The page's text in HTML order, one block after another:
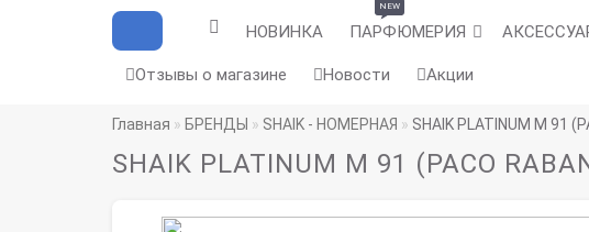
НОВИНКА ПАРФЮМЕРИЯ
NEW
Отзывы о магазине Новости Акции
Главная БРЕНДЫ SHAIK - НОМЕРНАЯ SHAIK PLATINUM M 91
SHAIK PLATINUM M 91 (PACO